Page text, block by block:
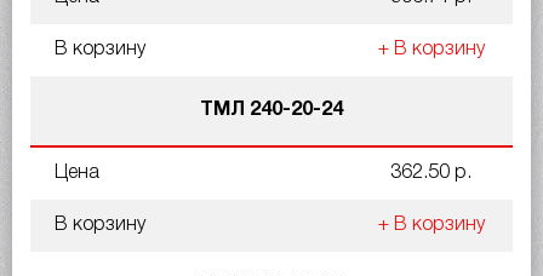
В корзину + В корзину
ТМЛ 240-20-24
Цена 362.50 р.
В корзину + В корзину